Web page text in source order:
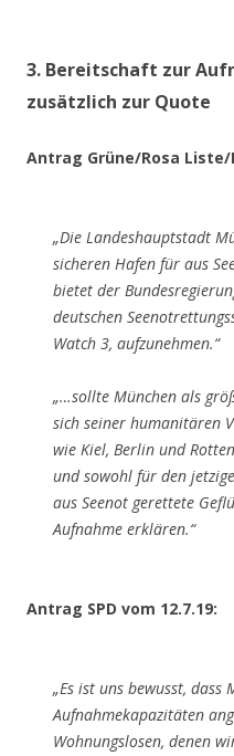
3. Bereitschaft zur
zusätzlich zur Quote
Antrag Grüne/Rosa Liste/
„Die Landeshauptstadt
sicheren Hafen für aus
bietet der
deutschen
Watch 3, aufzunehmen.“
„…sollte München als
sich seiner humanitären
wie Kiel, Berlin und
und sowohl für den
aus Seenot gerettete
Aufnahme erklären.“
Antrag SPD vom 12.7.19:
„Es ist uns bewusst, dass
Aufnahmekapazitäten
Wohnungslosen, denen